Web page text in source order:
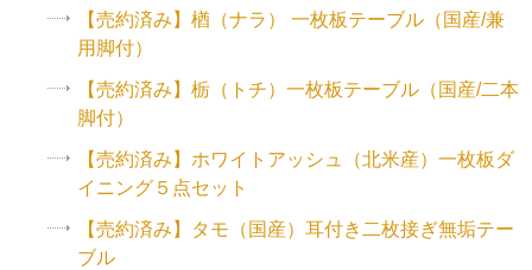
【売約済み】楢（ナラ） 一枚板テーブル（国産/兼
用脚付）
【売約済み】栃（トチ）一枚板テーブル（国産/二本
脚付）
【売約済み】ホワイトアッシュ（北米産）一枚板ダ
イニング５点セット
【売約済み】タモ（国産）耳付き二枚接ぎ無垢テー
ブル